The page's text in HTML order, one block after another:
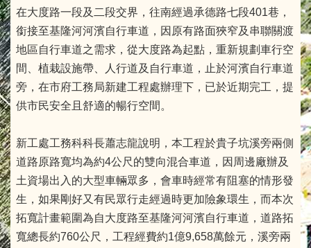
在大度路一段及二段交界，往南經過承德路七段401巷，
銜接至基隆河河濱自行車道，因原有路面狹窄及串聯關渡
地區自行車道之需求，從大度路為起點，重新規劃車行空
間、植栽設施帶、人行道及自行車道，止於河濱自行車道
旁，在市府工務局新建工程處辦理下，已於近期完工，提
供市民安全且舒適的暢行空間。
新工處工務科科長蕭志龍說明，本工程於貴子坑溪旁兩側
道路原路寬均為約4公尺的雙向混合車道，因周邊廠辦及
土資場出入的大型車輛眾多，會車時經常有阻塞的情形發
生，如果剛好又有民眾行走經過時更加險象環生，而本次
拓寬計畫範圍為自大度路至基隆河河濱自行車道，道路拓
寬總長約760公尺，工程經費約1億9,658萬餘元，溪旁兩